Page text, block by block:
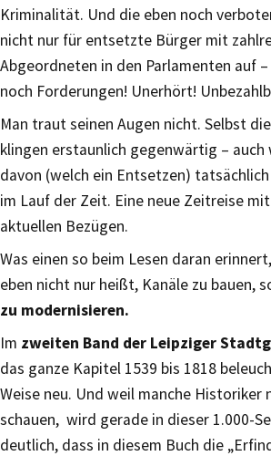
Kriminalität. Und die eben noch
nicht nur für entsetzte Bürger mit
Abgeordneten in den Parlamenten auf
noch Forderungen! Unerhört!
Man traut seinen Augen nicht. Selbst
klingen erstaunlich gegenwärtig – auch
davon (welch ein Entsetzen)
im Lauf der Zeit. Eine neue Zeitreise
aktuellen Bezügen.
Was einen so beim Lesen daran
eben nicht nur heißt, Kanäle zu bauen,
zu modernisieren.
Im zweiten Band der Leipziger
das ganze Kapitel 1539 bis 1818
Weise neu. Und weil manche Historiker
schauen, wird gerade in dieser 1.000-
deutlich, dass in diesem Buch die